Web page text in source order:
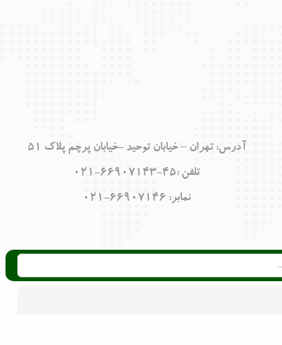
آدرس: تهران – خيابان توحيد -خيابان پرچم پلاک 51
تلفن :45-66907143-021
نمابر: 66907146-021